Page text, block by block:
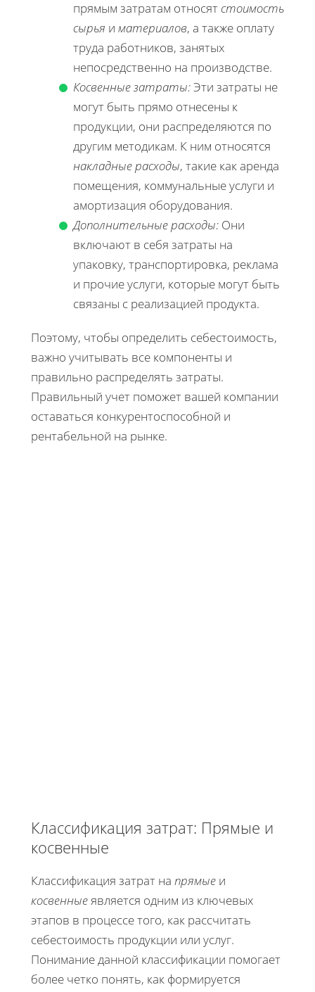
прямым затратам относятстоимость
сырья и материалов, а также оплату
труда работников, занятых
непосредственно на производстве.
Косвенные затраты:Эти затраты не
могут быть прямо отнесены к
продукции, они распределяются по
другим методикам. К ним относятся
накладные расходы, такие как аренда
помещения, коммунальные услуги и
амортизация оборудования.
Дополнительные расходы: Они
включают в себя затраты на
упаковку, транспортировка, реклама
и прочие услуги, которые могут быть
связаны с реализацией продукта.
Поэтому, чтобы определить себестоимость,
важно учитывать все компоненты и
правильно распределять затраты.
Правильный учет поможет вашей компании
оставаться конкурентоспособной и
рентабельной на рынке.
Классификация затрат: Прямые и
косвенные
Классификация затрат на прямые и
косвенныеявляется одним из ключевых
этапов в процессе того, как рассчитать
себестоимость продукции или услуг.
Понимание данной классификации помогает
более четко понять, как формируется